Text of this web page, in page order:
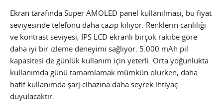
Ekran tarafında Super AMOLED panel kullanılması, bu fiyat
seviyesinde telefonu daha cazip kılıyor. Renklerin canlılığı
ve kontrast seviyesi, IPS LCD ekranlı birçok rakibe göre
daha iyi bir izleme deneyimi sağlıyor. 5.000 mAh pil
kapasitesi de günlük kullanım için yeterli. Orta yoğunlukta
kullanımda günü tamamlamak mümkün olurken, daha
hafif kullanımda şarj cihazına daha seyrek ihtiyaç
duyulacaktır.